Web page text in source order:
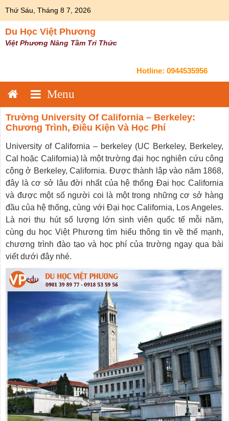
Thứ Sáu, Tháng 8 7, 2026
Du Học Việt Phương
Việt Phương Nâng Tầm Tri Thức
Hotline: 0944535956
Trường University Of California – Berkeley:
Chương Trình, Điều Kiện Và Học Phí
University of California – berkeley (UC Berkeley, Berkeley,
Cal hoặc California) là một trường đại học nghiên cứu công
cộng ở Berkeley, California. Được thành lập vào năm 1868,
đây là cơ sở lâu đời nhất của hệ thống Đại học California
và được một số người coi là một trong những cơ sở hàng
đầu của hệ thống, cùng với Đại học California, Los Angeles.
Là nơi thu hút số lượng lớn sinh viên quốc tế mỗi năm,
cùng du học Việt Phương tìm hiểu thông tin về thế mạnh,
chương trình đào tạo và học phí của trường ngay qua bài
viết dưới đây nhé.